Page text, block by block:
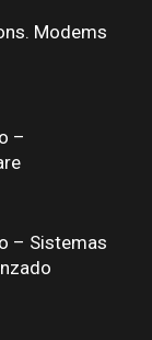
Modems
–
– Sistemas